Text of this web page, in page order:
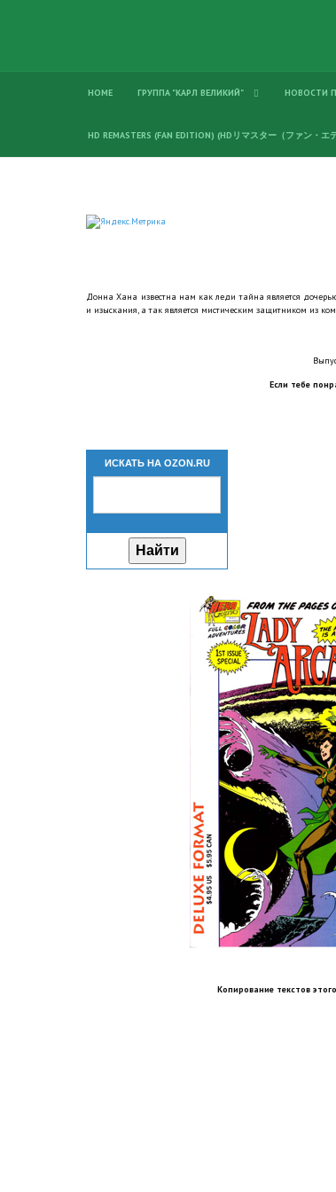
HOME ГРУППА "КАРЛ ВЕЛИКИЙ" НОВОСТИ
HD REMASTERS (FAN EDITION) (HDリマスター（ファン・エ
Донна Хана известна нам как леди тайна является
и изыскания, а так является мистическим защитником из
Если тебе
ИСКАТЬ НА OZON.RU
Копирование текстов